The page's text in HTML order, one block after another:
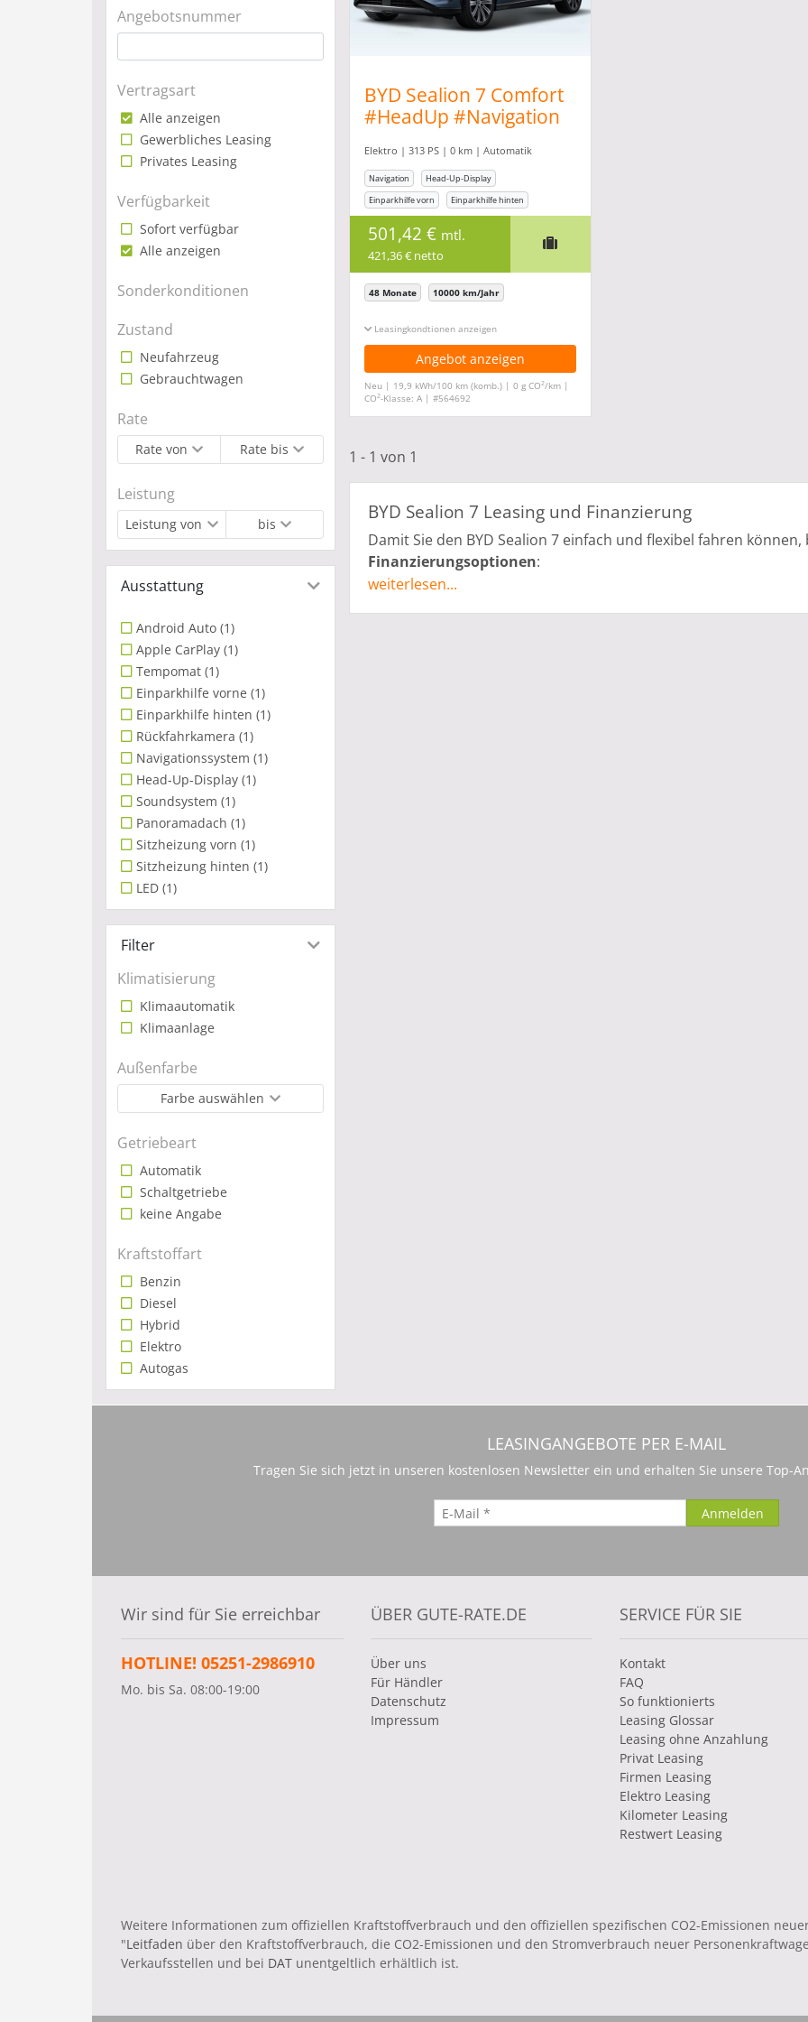
Angebotsnummer
Vertragsart
Alle anzeigen
Gewerbliches Leasing
Privates Leasing
Verfügbarkeit
Sofort verfügbar
Alle anzeigen
Sonderkonditionen
Zustand
Neufahrzeug
Gebrauchtwagen
Rate
Rate von Rate bis
Leistung
Leistung von bis
Ausstattung
Android Auto (1)
Apple CarPlay (1)
Tempomat (1)
Einparkhilfe vorne (1)
Einparkhilfe hinten (1)
Rückfahrkamera (1)
Navigationssystem (1)
Head-Up-Display (1)
Soundsystem (1)
Panoramadach (1)
Sitzheizung vorn (1)
Sitzheizung hinten (1)
LED (1)
Filter
Klimatisierung
Klimaautomatik
Klimaanlage
Außenfarbe
Farbe auswählen
Getriebeart
Automatik
Schaltgetriebe
keine Angabe
Kraftstoffart
Benzin
Diesel
Hybrid
Elektro
Autogas
Blade-Batterietechnologie
hoher Energieeffizienz und maximaler Sicherheit.
Geräumiger Innenraum
Sitzkonfigurationen sorgen für höchsten Komfort und
unterstützen Sie in jeder Fahrsituation und machen jede
BYD Sealion 7 Comfort
#HeadUp #Navigation
Elektro | 313 PS | 0 km | Automatik
Navigation
Head-Up-Display
Einparkhilfe vorn
Einparkhilfe hinten
501,42 € mtl.
421,36 € netto
48 Monate 10000 km/Jahr
Leasingkonditionen ein-/ausblenden
Angebot anzeigen
Neu | 19,9 kWh/100 km (komb.) | 0 g CO2/km |
CO2-Klasse: A | #564692
1 - 1 von 1
BYD Sealion 7 Leasing und Finanzierung
Damit Sie den BYD Sealion 7 einfach und flexibel fahren
Finanzierungsoptionen:
zu fahren. Genießen Sie planbare monatliche Raten und
weiterlesen...
LEASINGANGEBOTE PER E-MAIL
Tragen Sie sich jetzt in unseren kostenlosen Newsletter ein und erhalten Sie unsere Top-
Wir sind für Sie erreichbar
HOTLINE! 05251-2986910
Mo. bis Sa. 08:00-19:00
ÜBER GUTE-RATE.DE
Über uns
Für Händler
Datenschutz
Impressum
SERVICE FÜR SIE
Kontakt
FAQ
So funktionierts
Leasing Glossar
Leasing ohne Anzahlung
Privat Leasing
Firmen Leasing
Elektro Leasing
Kilometer Leasing
Restwert Leasing
Weitere Informationen zum offiziellen Kraftstoffverbrauch und den offiziellen spezifischen CO2-Emissionen
"Leitfaden über den Kraftstoffverbrauch, die CO2-Emissionen und den Stromverbrauch neuer
Verkaufsstellen und bei DAT unentgeltlich erhältlich ist.